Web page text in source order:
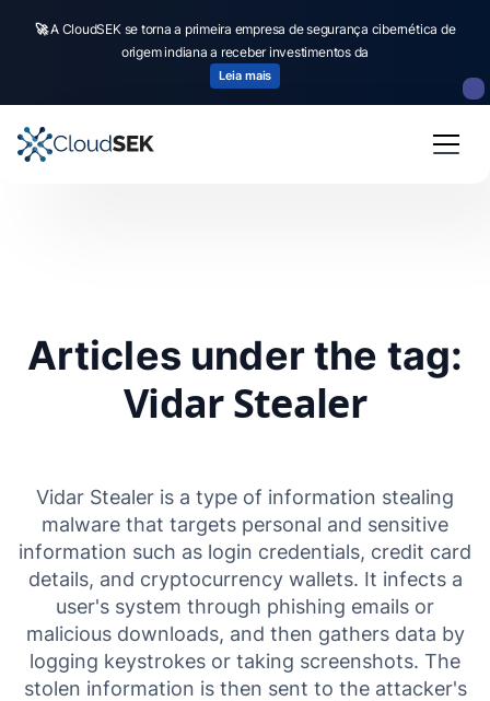
🚀A CloudSEK se torna a primeira empresa de segurança cibernética de
origem indiana a receber investimentos da
Leia mais
Articles under the tag:
Vidar Stealer
Vidar Stealer is a type of information stealing
malware that targets personal and sensitive
information such as login credentials, credit card
details, and cryptocurrency wallets. It infects a
user's system through phishing emails or
malicious downloads, and then gathers data by
logging keystrokes or taking screenshots. The
stolen information is then sent to the attacker's